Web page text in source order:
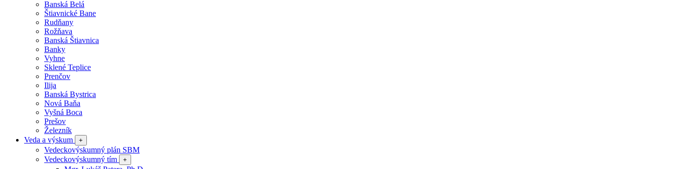
Banská Belá
Štiavnické Bane
Rudňany
Rožňava
Banská Štiavnica
Banky
Vyhne
Sklené Teplice
Prenčov
Ilija
Banská Bystrica
Nová Baňa
Vyšná Boca
Prešov
Železník
Veda a výskum
+
Vedeckovýskumný plán SBM
Vedeckovýskumný tím
+